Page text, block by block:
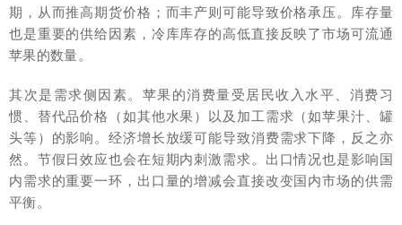
期，从而推高期货价格；而丰产则可能导致价格承压。库存量
也是重要的供给因素，冷库库存的高低直接反映了市场可流通
苹果的数量。
其次是需求侧因素。苹果的消费量受居民收入水平、消费习
惯、替代品价格（如其他水果）以及加工需求（如苹果汁、罐
头等）的影响。经济增长放缓可能导致消费需求下降，反之亦
然。节假日效应也会在短期内刺激需求。出口情况也是影响国
内需求的重要一环，出口量的增减会直接改变国内市场的供需
平衡。